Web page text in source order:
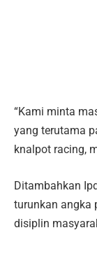
“Kami minta
yang terutama
knalpot racing,
Ditambahkan
turunkan angka
disiplin